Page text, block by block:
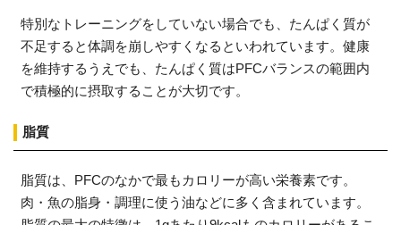
特別なトレーニングをしていない場合でも、たんぱく質が
不足すると体調を崩しやすくなるといわれています。健康
を維持するうえでも、たんぱく質はPFCバランスの範囲内
で積極的に摂取することが大切です。
脂質
脂質は、PFCのなかで最もカロリーが高い栄養素です。
肉・魚の脂身・調理に使う油などに多く含まれています。